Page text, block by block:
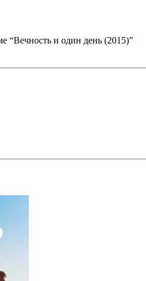
“Вечность и один день (2015)”